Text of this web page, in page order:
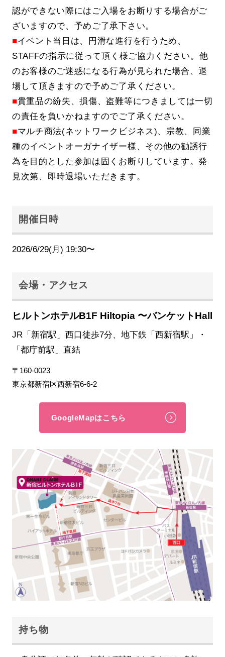
認ができない際にはご入場をお断りする場合がご
ざいますので、予めご了承下さい。
■イベント当日は、円滑な進行を行うため、
STAFFの指示に従って頂く様ご協力ください。他
のお客様のご迷惑になる行為が見られた場合、退
場して頂きますので予めご了承ください。
■貴重品の紛失、損傷、盗難等につきましては一切
の責任を負いかねますのでご了承ください。
■マルチ商法(ネットワークビジネス)、宗教、同業
種のイベントオーガナイザー様、その他の勧誘行
為を目的とした参加は固くお断りしています。発
見次第、即時退場いただきます。
開催日時
2026/6/29(月) 19:30〜
会場・アクセス
ヒルトンホテルB1F Hiltopia 〜バンケットHall
JR「新宿駅」西口徒歩7分、地下鉄「西新宿駅」・
「都庁前駅」直結
〒160-0023
東京都新宿区西新宿6-6-2
GoogleMapはこちら
持ち物